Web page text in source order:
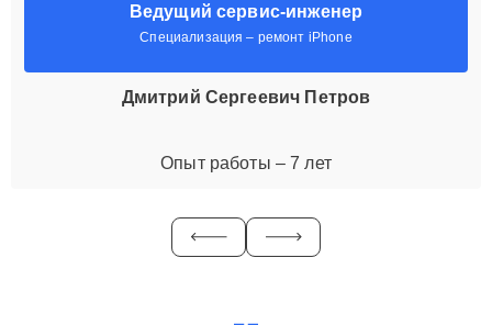
Ведущий сервис-инженер
Специализация – ремонт iPhone
Дмитрий Сергеевич Петров
Опыт работы – 7 лет